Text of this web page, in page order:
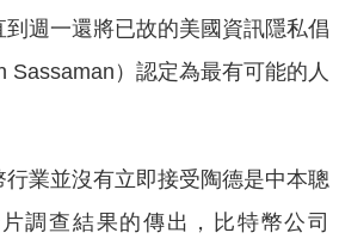
週一還將已故的美國資訊隱私倡
Sassaman）認定為最有可能的人
業並沒有立即接受陶德是中本聰
調查結果的傳出，比特幣公司